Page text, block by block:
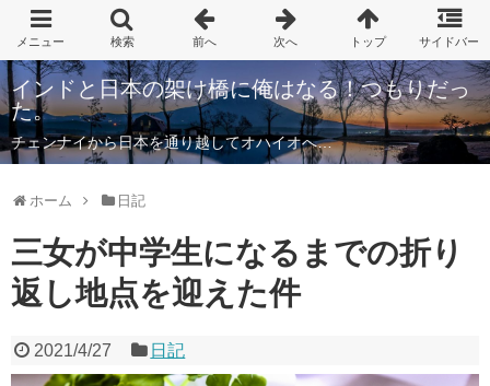
インドと日本の架け橋に俺はなる！つもりだっ
た。
チェンナイから日本を通り越してオハイオへ…
ホーム 日記
三女が中学生になるまでの折り
返し地点を迎えた件
2021/4/27 日記